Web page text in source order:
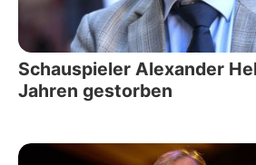
Schauspieler Alexander
Jahren gestorben